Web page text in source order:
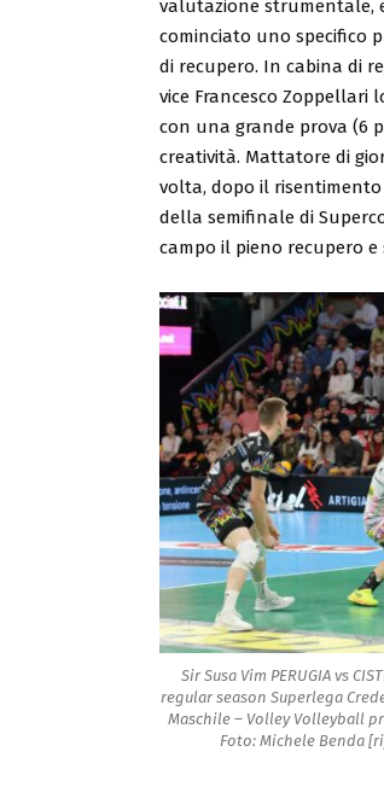
valutazione strumentale,
cominciato uno specifico
di recupero. In cabina di
vice Francesco Zoppellari
con una grande prova (6
creatività. Mattatore di
volta, dopo il
della semifinale di
campo il pieno recupero
Sir Susa Vim PERUGIA vs
regular season Superlega
Maschile – Volley Volleyball
Foto: Michele Benda